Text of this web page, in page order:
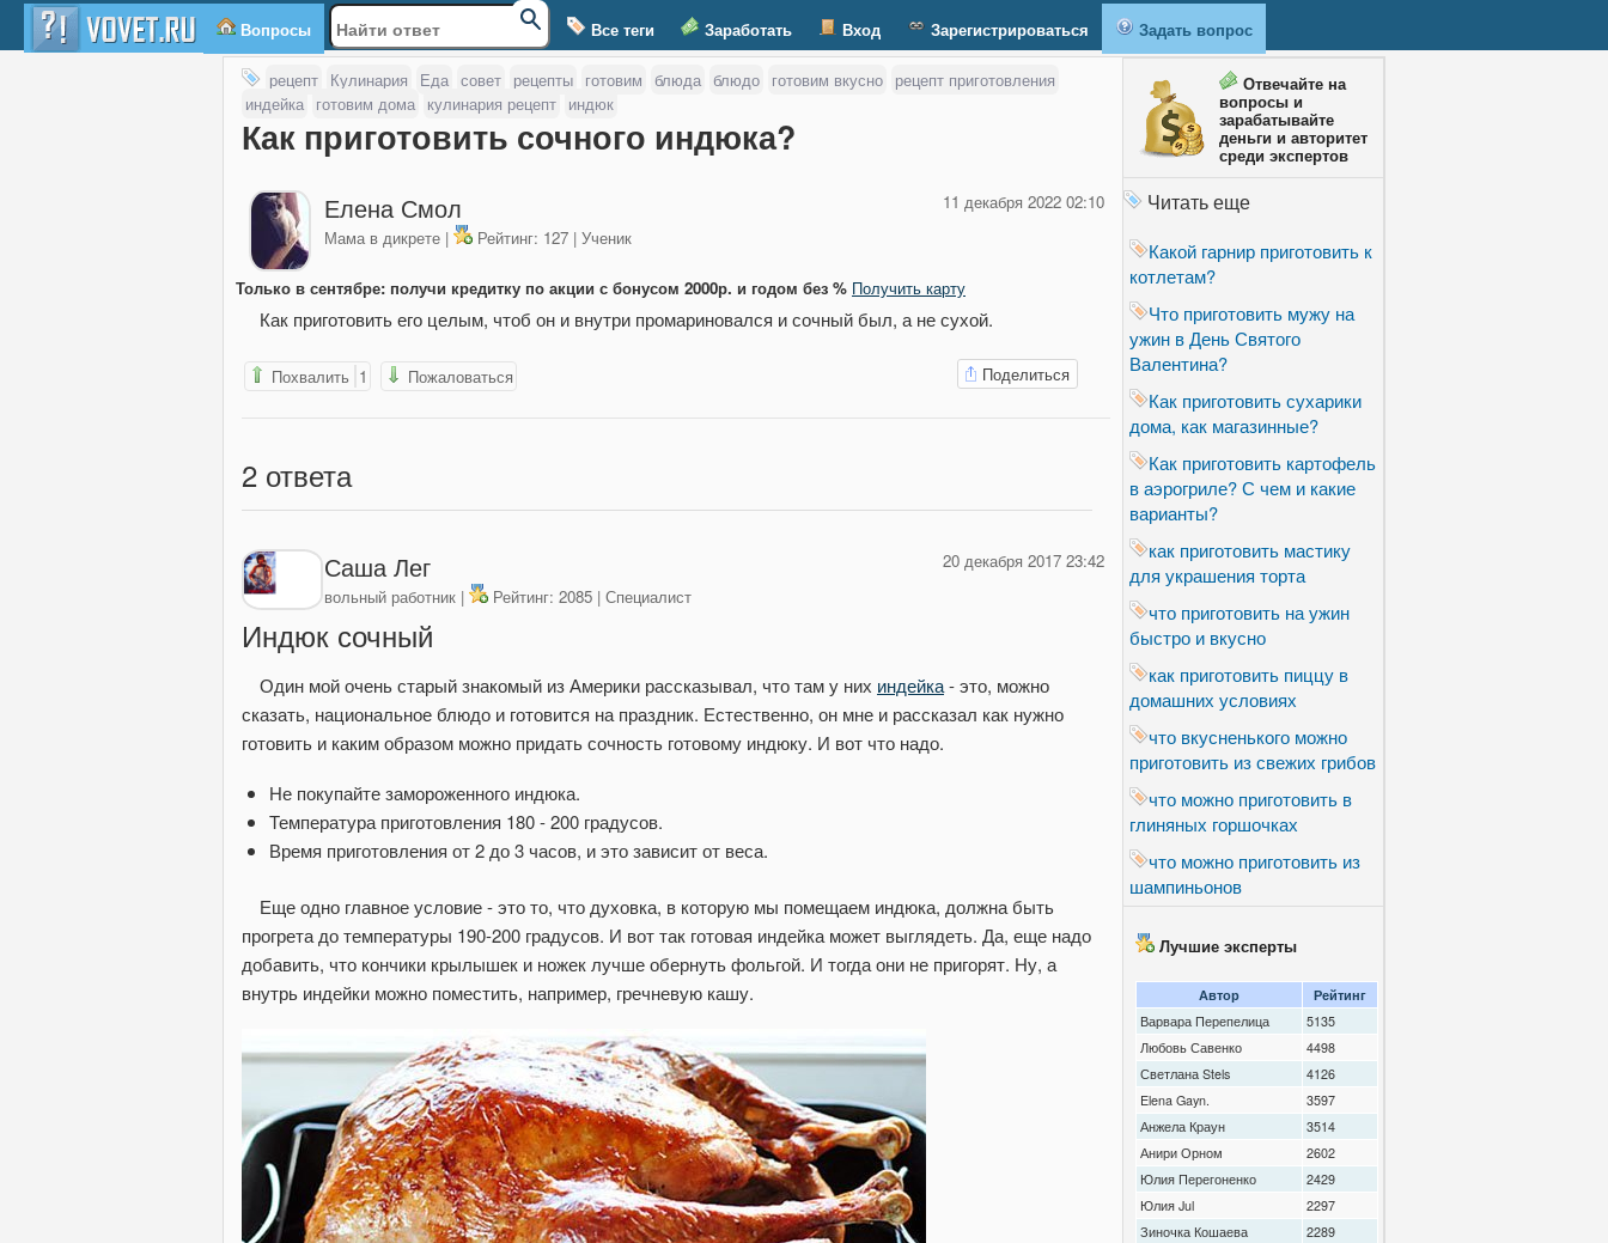
Вопросы Все теги Заработать Вход Зарегистрироваться Задать вопрос
рецепт Кулинария Еда совет рецепты готовим блюда блюдо готовим вкусно рецепт приготовления
индейка готовим дома кулинария рецепт индюк
Как приготовить сочного индюка?
11 декабря 2022 02:10
Елена Смол
Мама в дикрете | Рейтинг: 127 | Ученик
Только в сентябре: получи кредитку по акции с бонусом 2000р. и годом без % Получить карту
Как приготовить его целым, чтоб он и внутри промариновался и сочный был, а не сухой.
Похвалить 1 Пожаловаться Поделиться
2 ответа
20 декабря 2017 23:42
Саша Лег
вольный работник | Рейтинг: 2085 | Специалист
Индюк сочный
Один мой очень старый знакомый из Америки рассказывал, что там у них индейка- это, можно
сказать, национальное блюдо и готовится на праздник. Естественно, он мне и рассказал как нужно
готовить и каким образом можно придать сочность готовому индюку. И вот что надо.
Не покупайте замороженного индюка.
Температура приготовления 180 - 200 градусов.
Время приготовления от 2 до 3 часов, и это зависит от веса.
Еще одно главное условие - это то, что духовка, в которую мы помещаем индюка, должна быть
прогрета до температуры 190-200 градусов. И вот так готовая индейка может выглядеть. Да, еще надо
добавить, что кончики крылышек и ножек лучше обернуть фольгой. И тогда они не пригорят. Ну, а
внутрь индейки можно поместить, например, гречневую кашу.
Отвечайте на
вопросы и
зарабатывайте
деньги и авторитет
среди экспертов
Читать еще
Какой гарнир приготовить к
котлетам?
Что приготовить мужу на
ужин в День Святого
Валентина?
Как приготовить сухарики
дома, как магазинные?
Как приготовить картофель
в аэрогриле? С чем и какие
варианты?
как приготовить мастику
для украшения торта
что приготовить на ужин
быстро и вкусно
как приготовить пиццу в
домашних условиях
что вкусненького можно
приготовить из свежих грибов
что можно приготовить в
глиняных горшочках
что можно приготовить из
шампиньонов
Лучшие эксперты
Автор
Рейтинг
Варвара Перепелица
5135
Любовь Савенко
4498
Светлана Stels
4126
Elena Gayn.
3597
Анжела Краун
3514
Анири Орном
2602
Юлия Перегоненко
2429
Юлия Jul
2297
Зиночка Кошаева
2289